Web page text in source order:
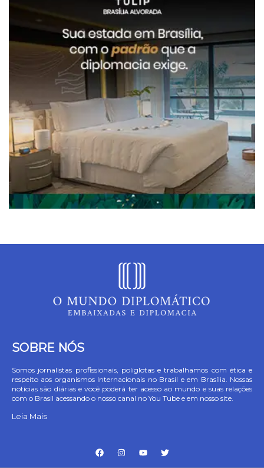
SOBRE NÓS
Somos jornalistas profissionais, poliglotas e trabalhamos com ética e
respeito aos organismos Internacionais no Brasil e em Brasília. Nossas
notícias são diárias e você poderá ter acesso ao mundo e suas relações
com o Brasil acessando o nosso canal no You Tube e em nosso site.
Leia Mais